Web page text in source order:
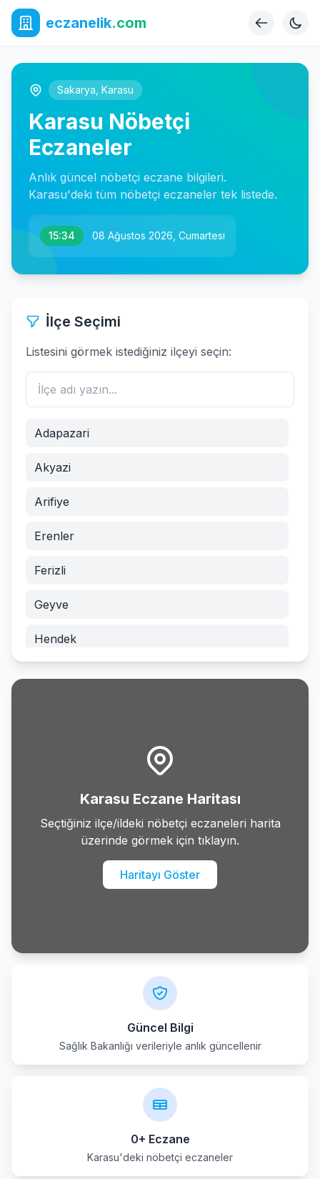
eczanelik.com
Sakarya Karasu
Karasu Nöbetçi
Eczaneler
Anlık güncel nöbetçi eczane bilgileri.
Karasu'deki tüm nöbetçi eczaneler tek listede.
15:34 08 Ağustos 2026, Cumartesi
İlçe Seçimi
Listesini görmek istediğiniz ilçeyi seçin:
Adapazari
Akyazi
Arifiye
Erenler
Ferizli
Geyve
Hendek
Sapanca
Karasu Eczane Haritası
Seçtiğiniz ilçe/ildeki nöbetçi eczaneleri harita
üzerinde görmek için tıklayın.
Haritayı Göster
Güncel Bilgi
Sağlık Bakanlığı verileriyle anlık güncellenir
0+ Eczane
Karasu'deki nöbetçi eczaneler